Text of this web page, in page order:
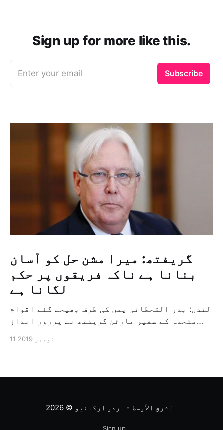
Sign up for more like this.
Enter your email Subscribe
گریفتھ: میرا مشن حل کو آسان
بنانا ہے ناکہ فریقوں پر حکم
لگانا ہے
لندن: بدر القحطانی یمن کی طرف بھیجے گئے اقوام
متحدہ کے سفیر مارٹن گریفتھ نے پرزور انداز
ثالثی اور اس کشمکش کی حدبندی کرنے کے لئے ایک
11 نومبر 2019
الشرق الأوسط - اردو آرکائیو © 2026
Sign up